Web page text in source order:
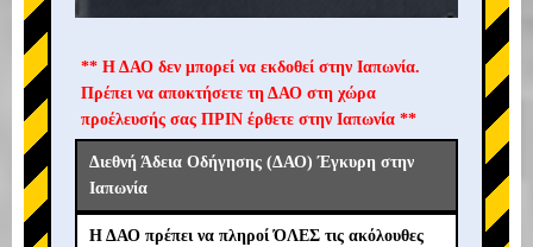
** Η ΔΑΟ δεν μπορεί να εκδοθεί στην Ιαπωνία.
Πρέπει να αποκτήσετε τη ΔΑΟ στη χώρα
προέλευσής σας ΠΡΙΝ έρθετε στην Ιαπωνία **
Διεθνή Άδεια Οδήγησης (ΔΑΟ) Έγκυρη στην
Ιαπωνία
Η ΔΑΟ πρέπει να πληροί ΌΛΕΣ τις ακόλουθες